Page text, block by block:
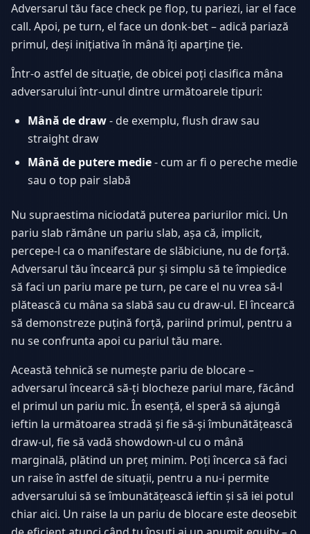
Adversarul tău face check pe flop, tu pariezi, iar el face
call. Apoi, pe turn, el face un donk-bet – adică pariază
primul, deși inițiativa în mână îți aparține ție.
Într-o astfel de situație, de obicei poți clasifica mâna
adversarului într-unul dintre următoarele tipuri:
Mână de draw- de exemplu, flush draw sau
straight draw
Mână de putere medie- cum ar fi o pereche medie
sau o top pair slabă
Nu supraestima niciodată puterea pariurilor mici. Un
pariu slab rămâne un pariu slab, așa că, implicit,
percepe-l ca o manifestare de slăbiciune, nu de forță.
Adversarul tău încearcă pur și simplu să te împiedice
să faci un pariu mare pe turn, pe care el nu vrea să-l
plătească cu mâna sa slabă sau cu draw-ul. El încearcă
să demonstreze puțină forță, pariind primul, pentru a
nu se confrunta apoi cu pariul tău mare.
Această tehnică se numește pariu de blocare –
adversarul încearcă să-ți blocheze pariul mare, făcând
el primul un pariu mic. În esență, el speră să ajungă
ieftin la următoarea stradă și fie să-și îmbunătățească
draw-ul, fie să vadă showdown-ul cu o mână
marginală, plătind un preț minim. Poți încerca să faci
un raise în astfel de situații, pentru a nu-i permite
adversarului să se îmbunătățească ieftin și să iei potul
chiar aici. Un raise la un pariu de blocare este deosebit